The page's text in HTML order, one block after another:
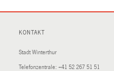
KONTAKT
Stadt Winterthur
Telefonzentrale: +41 52 267 51 51